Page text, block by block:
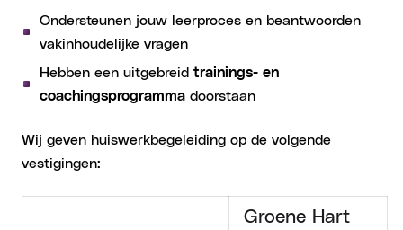
Ondersteunen jouw leerproces en beantwoorden
vakinhoudelijke vragen
Hebben een uitgebreid trainings- en
coachingsprogramma doorstaan
Wij geven huiswerkbegeleiding op de volgende
vestigingen:
Groene Hart